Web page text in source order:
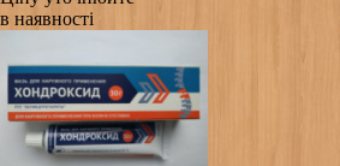
в наявності